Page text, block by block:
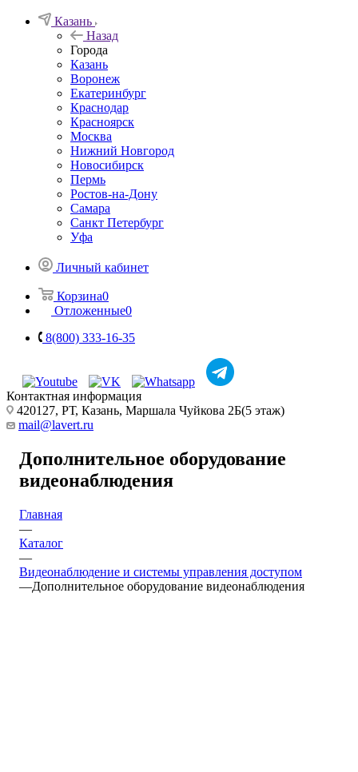
Казань
Назад
Города
Казань
Воронеж
Екатеринбург
Краснодар
Красноярск
Москва
Нижний Новгород
Новосибирск
Пермь
Ростов-на-Дону
Самара
Санкт Петербург
Уфа
Личный кабинет
Корзина0
Отложенные0
8(800) 333-16-35
Контактная информация
420127, РТ, Казань, Маршала Чуйкова 2Б(5 этаж)
mail@lavert.ru
Дополнительное оборудование
видеонаблюдения
Главная
—
Каталог
—
Видеонаблюдение и системы управления доступом
—Дополнительное оборудование видеонаблюдения